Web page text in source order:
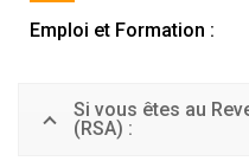
Emploi et Formation :
Si vous êtes au
(RSA) :